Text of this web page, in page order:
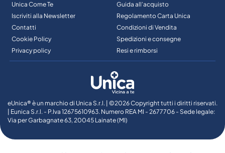
Unica Come Te
Iscriviti alla Newsletter
Contatti
Cookie Policy
Privacy policy
Guida all’acquisto
Regolamento Carta Unica
Condizioni di Vendita
Spedizioni e consegne
Resi e rimborsi
eUnica® è un marchio di Unica S.r.l. | ©2026 Copyright tutti i diritti riservati.
| Eunica S.r.l. - P.Iva 12675610963. Numero REA MI - 2677706 - Sede legale:
Via per Garbagnate 63, 20045 Lainate (MI)